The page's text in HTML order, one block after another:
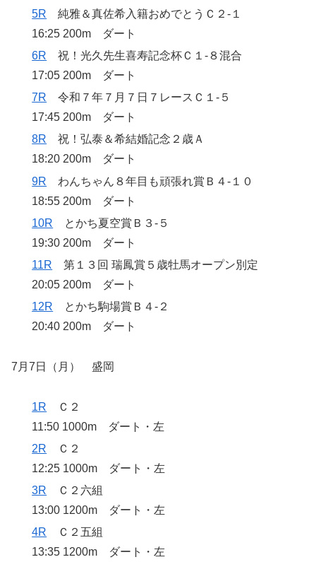
5R 純雅＆真佐希入籍おめでとうＣ２‐１
16:25 200m ダート
6R 祝！光久先生喜寿記念杯Ｃ１‐８混合
17:05 200m ダート
7R 令和７年７月７日７レースＣ１‐５
17:45 200m ダート
8R 祝！弘泰＆希結婚記念２歳Ａ
18:20 200m ダート
9R わんちゃん８年目も頑張れ賞Ｂ４‐１０
18:55 200m ダート
10R とかち夏空賞Ｂ３‐５
19:30 200m ダート
11R 第１３回 瑞鳳賞５歳牡馬オープン別定
20:05 200m ダート
12R とかち駒場賞Ｂ４‐２
20:40 200m ダート
7月7日（月） 盛岡
1R Ｃ２
11:50 1000m ダート・左
2R Ｃ２
12:25 1000m ダート・左
3R Ｃ２六組
13:00 1200m ダート・左
4R Ｃ２五組
13:35 1200m ダート・左